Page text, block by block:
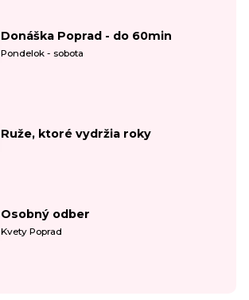
Donáška Poprad - do 60min
Pondelok - sobota
Ruže, ktoré vydržia roky
Osobný odber
Kvety Poprad